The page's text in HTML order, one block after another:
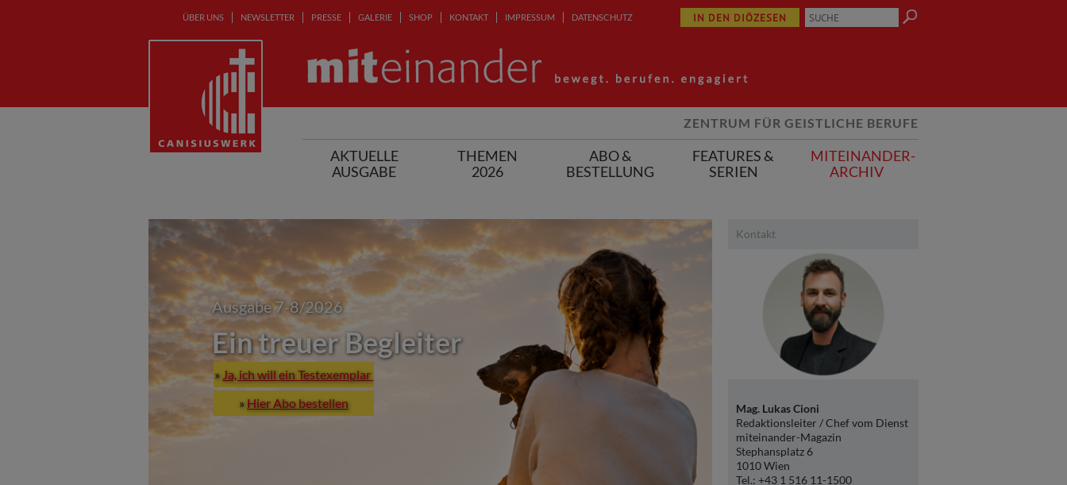
IN DEN DIÖZESEN
ÜBER UNS NEWSLETTER PRESSE GALERIE SHOP KONTAKT IMPRESSUM DATENSCHUTZ
ZENTRUM FÜR GEISTLICHE BERUFE
AKTUELLE
AUSGABE
THEMEN
2026
ABO &
BESTELLUNG
FEATURES &
SERIEN
MITEINANDER-
ARCHIV
Ausgabe 7-8/2026
Ein treuer Begleiter
» Ja, ich will ein Testexemplar
» Hier Abo bestellen
Kontakt
Mag. Lukas Cioni
Redaktionsleiter / Chef vom Dienst
miteinander-Magazin
Stephansplatz 6
1010 Wien
Tel.: +43 1 516 11-1500